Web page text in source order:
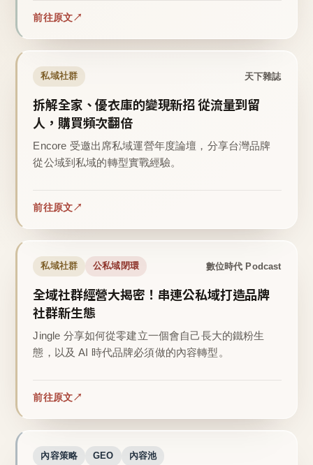
前往原文
私域社群 天下雜誌
拆解全家、優衣庫的變現新招 從流量到留
人，購買頻次翻倍
Encore 受邀出席私域運營年度論壇，分享台灣品牌
從公域到私域的轉型實戰經驗。
前往原文
私域社群 公私域閉環 數位時代 Podcast
全域社群經營大揭密！串連公私域打造品牌
社群新生態
Jingle 分享如何從零建立一個會自己長大的鐵粉生
態，以及 AI 時代品牌必須做的內容轉型。
前往原文
內容策略 GEO 內容池